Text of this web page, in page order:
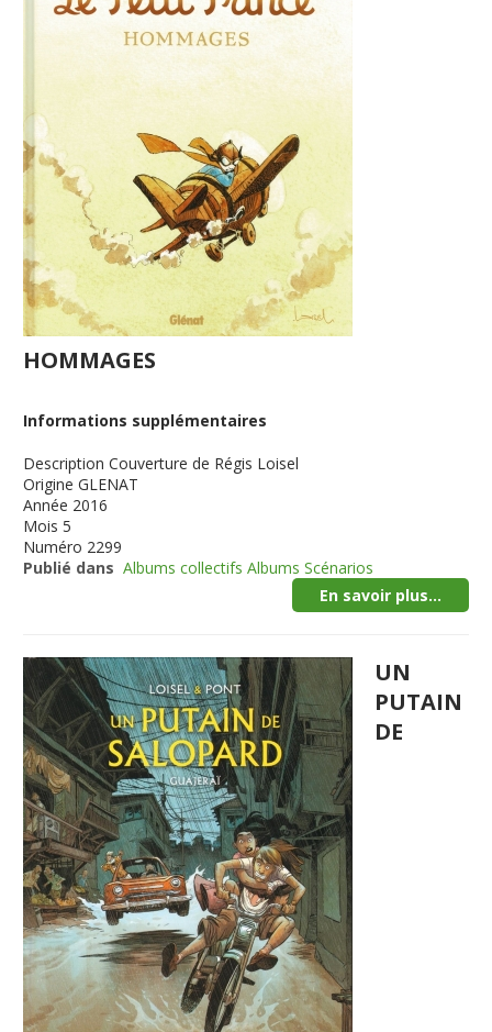
HOMMAGES
Informations supplémentaires
Description Couverture de Régis Loisel
Origine GLENAT
Année 2016
Mois 5
Numéro 2299
Publié dans Albums collectifs Albums Scénarios
En savoir plus...
UN
PUTAIN
DE